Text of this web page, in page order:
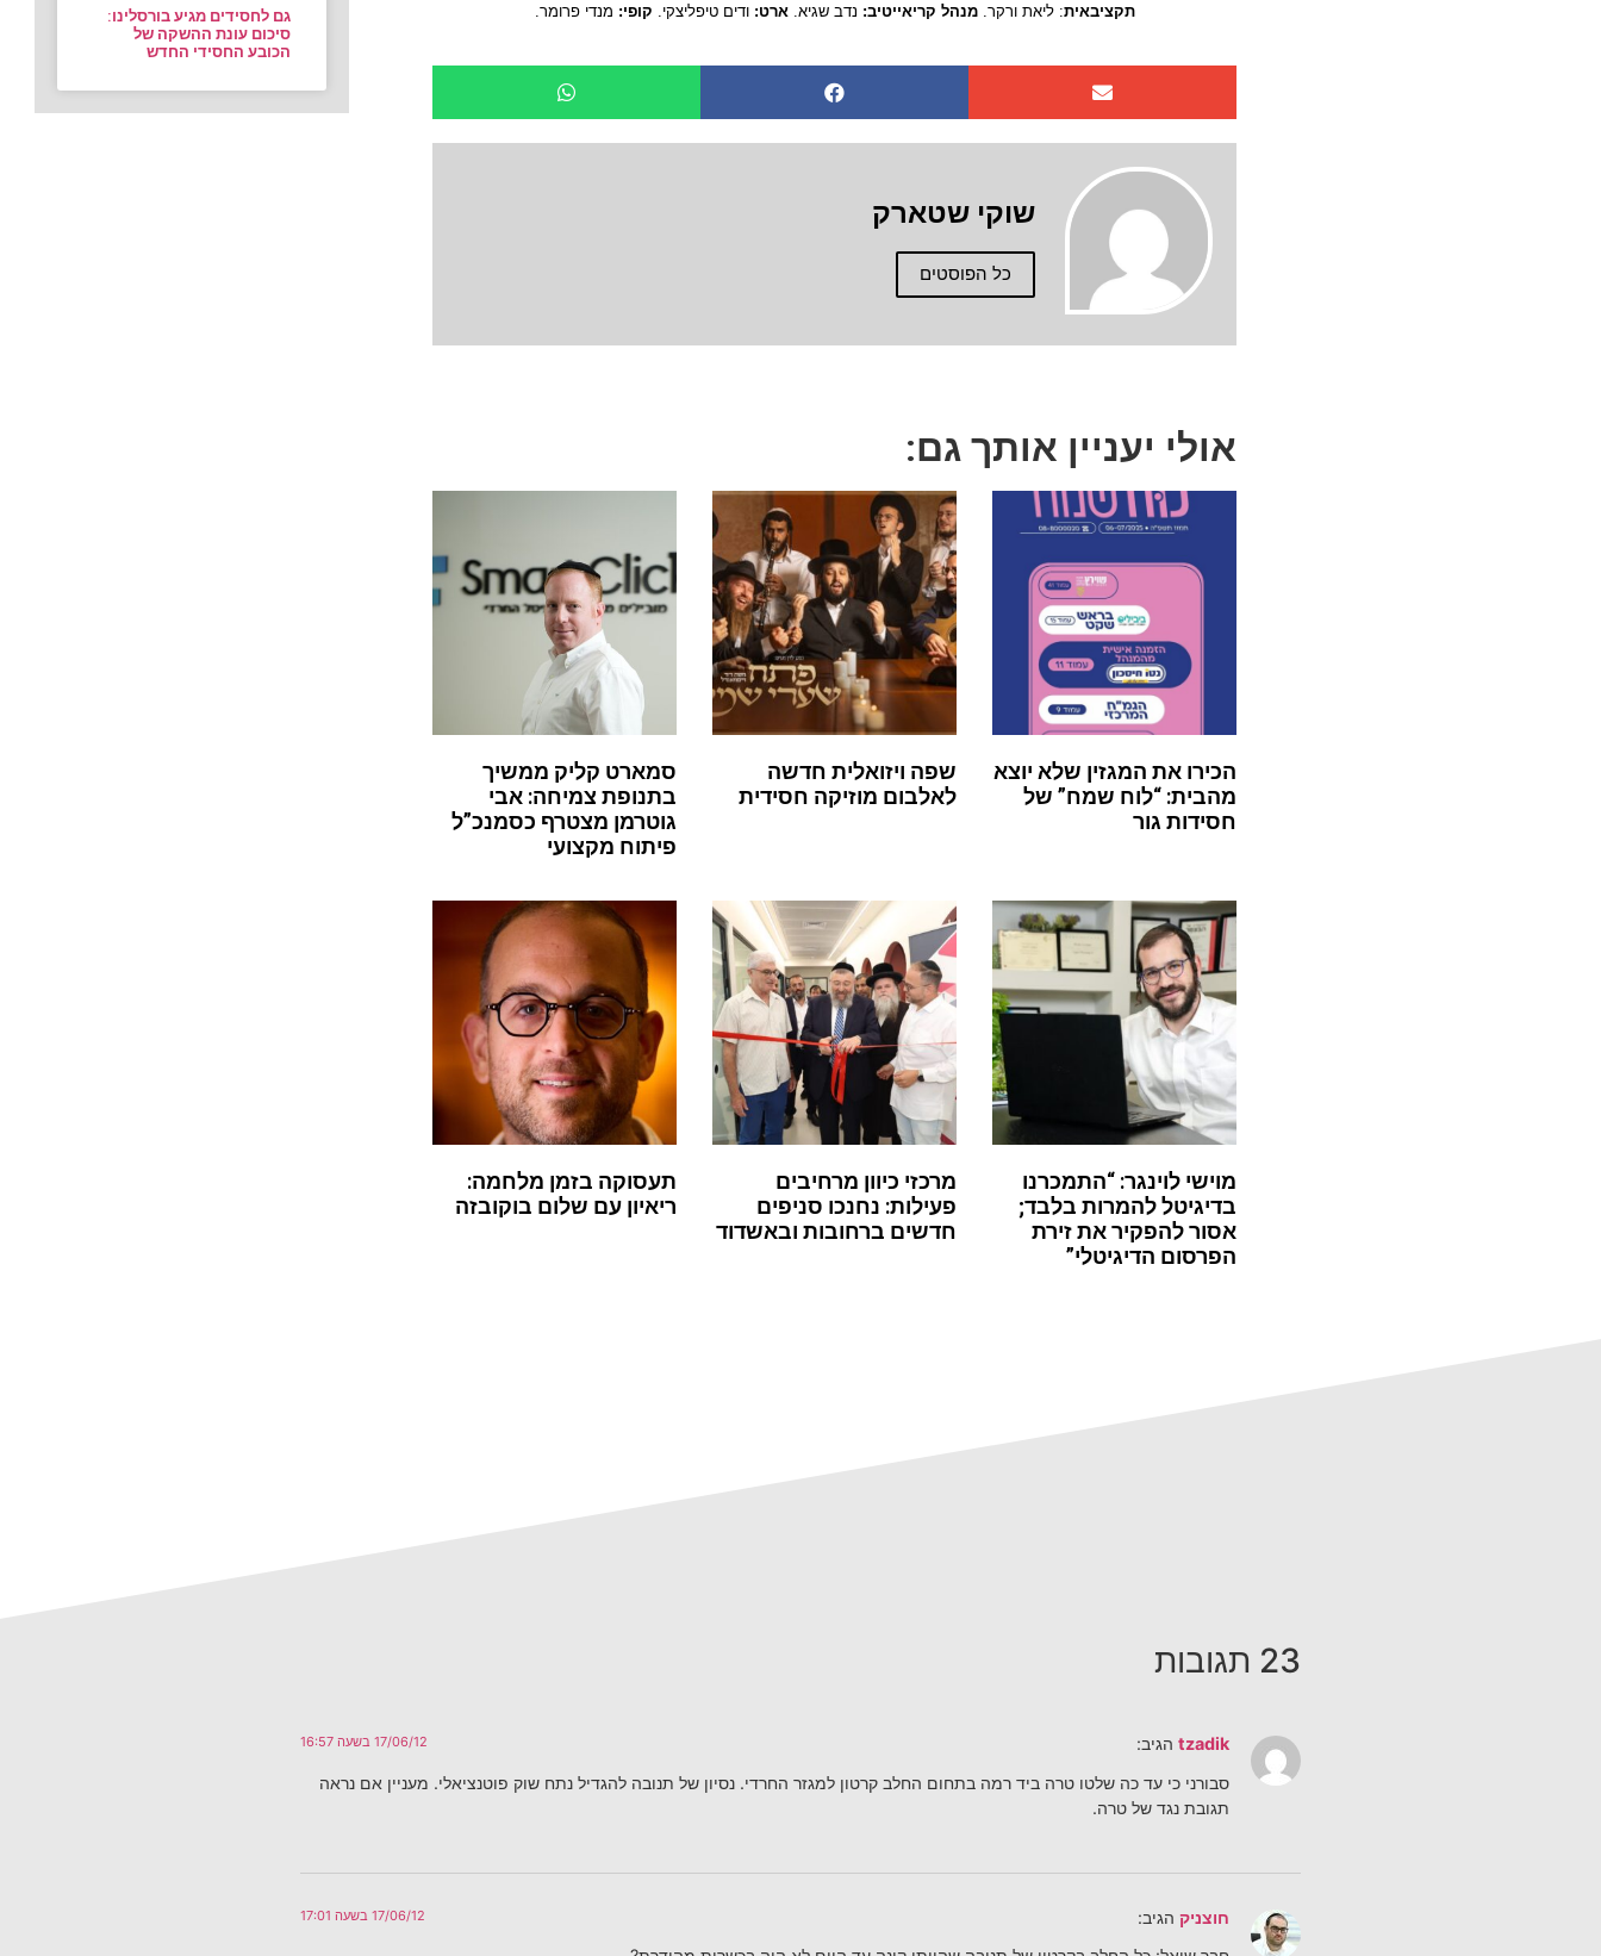
תקציבאית: ליאת ורקר.מנהל קריאייטיב: נדב שגיא.ארט: ודים טיפליצקי. קופי: מנדי פרומר.
שוקי שטארק
כל הפוסטים
אולי יעניין אותך גם:
הכירו את המגזין שלא יוצא
מהבית: “לוח שמח” של
חסידות גור
שפה ויזואלית חדשה
לאלבום מוזיקה חסידית
סמארט קליק ממשיך
בתנופת צמיחה: אבי
גוטרמן מצטרף כסמנכ”ל
פיתוח מקצועי
מוישי לוינגר: “התמכרנו
בדיגיטל להמרות בלבד;
אסור להפקיר את זירת
הפרסום הדיגיטלי”
מרכזי כיוון מרחיבים
פעילות: נחנכו סניפים
חדשים ברחובות ובאשדוד
תעסוקה בזמן מלחמה:
ריאיון עם שלום בוקובזה
גם לחסידים מגיע בורסלינו:
סיכום עונת ההשקה של
הכובע החסידי החדש
23 תגובות
tzadik הגיב: 17/06/12 בשעה 16:57
סבורני כי עד כה שלטו טרה ביד רמה בתחום החלב קרטון למגזר החרדי. נסיון של תנובה להגדיל נתח שוק פוטנציאלי. מעניין אם נראה
תגובת נגד של טרה.
חוצניק הגיב: 17/06/12 בשעה 17:01